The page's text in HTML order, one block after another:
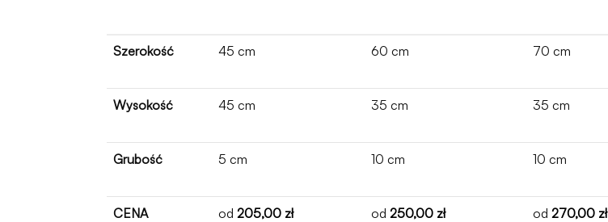
Szerokość 45 cm 60 cm 70 cm
Wysokość 45 cm 35 cm 35 cm
Grubość 5 cm 10 cm 10 cm
CENA od 205,00 zł od 250,00 zł od 270,00 zł